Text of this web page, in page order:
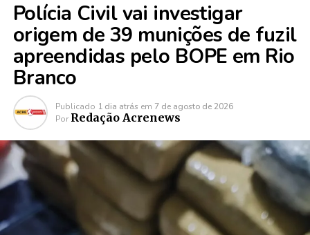
Polícia Civil vai investigar
origem de 39 munições de fuzil
apreendidas pelo BOPE em Rio
Branco
Publicado 1 dia atrás em 7 de agosto de 2026
Por Redação Acrenews